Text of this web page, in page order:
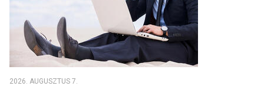
2026. AUGUSZTUS 7.